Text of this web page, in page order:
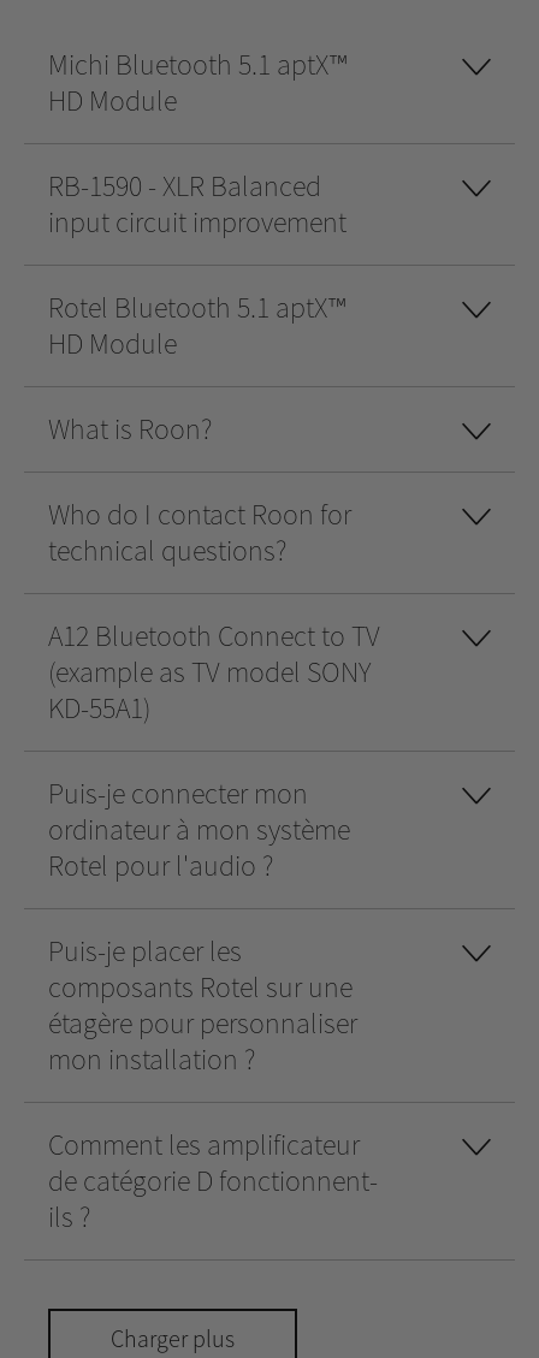
Michi Bluetooth 5.1 aptX™
HD Module
RB-1590 - XLR Balanced
input circuit improvement
Rotel Bluetooth 5.1 aptX™
HD Module
What is Roon?
Who do I contact Roon for
technical questions?
A12 Bluetooth Connect to TV
(example as TV model SONY
KD-55A1)
Puis-je connecter mon
ordinateur à mon système
Rotel pour l'audio ?
Puis-je placer les
composants Rotel sur une
étagère pour personnaliser
mon installation ?
Comment les amplificateur
de catégorie D fonctionnent-
ils ?
Charger plus